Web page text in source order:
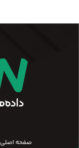
صفحه اصلی